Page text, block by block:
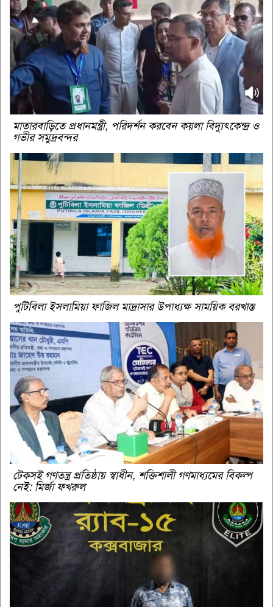
মাতারবাড়িতে প্রধানমন্ত্রী, পরিদর্শন করবেন কয়লা বিদ্যুৎকেন্দ্র ও
গভীর সমুদ্রবন্দর
পুটিবিলা ইসলামিয়া ফাজিল মাদ্রাসার উপাধ্যক্ষ সাময়িক বরখাস্ত
টেকসই গণতন্ত্র প্রতিষ্ঠায় স্বাধীন, শক্তিশালী গণমাধ্যমের বিকল্প
নেই: মির্জা ফখরুল